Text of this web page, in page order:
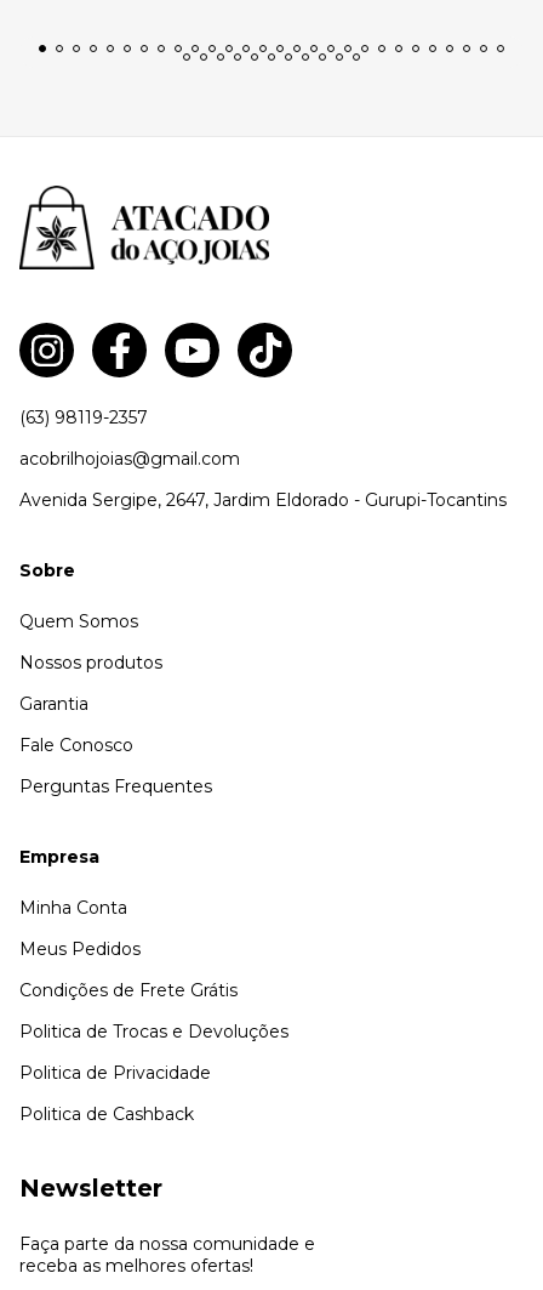
(63) 98119-2357
acobrilhojoias@gmail.com
Avenida Sergipe, 2647, Jardim Eldorado - Gurupi-Tocantins
Sobre
Quem Somos
Nossos produtos
Garantia
Fale Conosco
Perguntas Frequentes
Empresa
Minha Conta
Meus Pedidos
Condições de Frete Grátis
Politica de Trocas e Devoluções
Politica de Privacidade
Politica de Cashback
Newsletter
Faça parte da nossa comunidade e
receba as melhores ofertas!